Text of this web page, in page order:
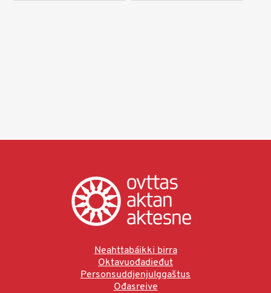
Neahttabáikki birra
Oktavuođadieđut
Personsuddjenjulggaštus
Ođasreive